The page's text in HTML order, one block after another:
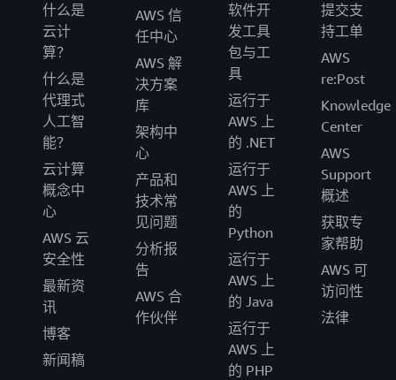
什么是
云计
算？
什么是
代理式
人工智
能？
云计算
概念中
心
AWS 云
安全性
最新资
讯
博客
新闻稿
AWS 信
任中心
AWS 解
决方案
库
架构中
心
产品和
技术常
见问题
分析报
告
AWS 合
作伙伴
软件开
发工具
包与工
具
运行于
AWS 上
的 .NET
运行于
AWS 上
的
Python
运行于
AWS 上
的 Java
运行于
AWS 上
的 PHP
提交支
持工单
AWS
re:Post
Knowledge
Center
AWS
Support
概述
获取专
家帮助
AWS 可
访问性
法律